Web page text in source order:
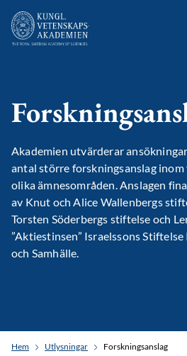
Akademien utvärderar
antal större forskningsanslag inom
olika ämnesområden. Anslagen
av Knut och Alice Wallenbergs
Torsten Söderbergs stiftelse och
”Aktiestinsen” Israelssons
och Samhälle.
Hem Utlysningar Forskningsanslag